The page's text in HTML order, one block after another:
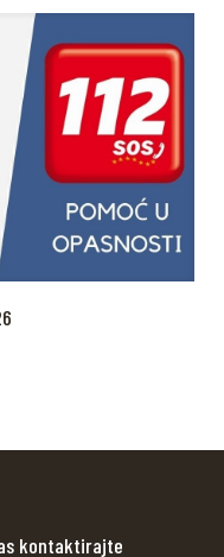
kontaktirajte